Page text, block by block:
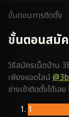
ขั้นตอนการติดตั้ง
ขั้นตอนสมัค
วิธีสมัครเน็ตบ้าน
เพียงแอดไลน์
ช่างเข้าติดตั้งได้เล
1